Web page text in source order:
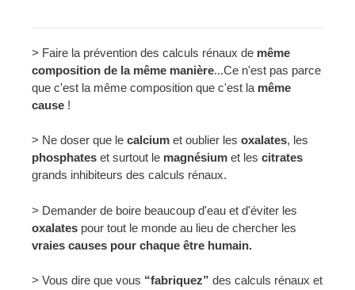
> Faire la prévention des calculs rénaux de même
composition de la même manière...Ce n'est pas parce
que c'est la même composition que c'est la même
cause !
> Ne doser que le calcium et oublier les oxalates, les
phosphates et surtout le magnésium et les citrates
grands inhibiteurs des calculs rénaux.
> Demander de boire beaucoup d'eau et d'éviter les
oxalates pour tout le monde au lieu de chercher les
vraies causes pour chaque être humain.
> Vous dire que vous “fabriquez” des calculs rénaux et